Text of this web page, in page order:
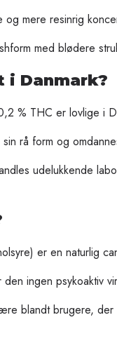
mere resinrig
med blødere
i Danmark?
% THC er lovlige i
rå form og
udelukkende
er en naturlig
ingen psykoaktiv
blandt brugere, der